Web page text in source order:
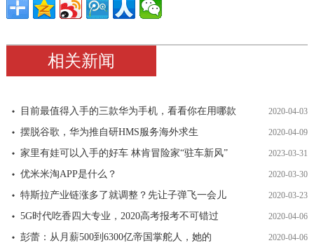
相关新闻
目前最值得入手的三款华为手机，看看你在用哪款 2020-04-03
摆脱谷歌，华为推自研HMS服务海外求生 2020-04-09
家里有娃可以入手的好车 林肯冒险家“驻车新风” 2023-03-31
优米米淘APP是什么？ 2020-03-30
特斯拉产业链涨多了就调整？先让子弹飞一会儿 2020-03-23
5G时代吃香四大专业，2020高考报考不可错过 2020-04-06
彭蕾：从月薪500到6300亿帝国掌舵人，她的 2020-04-06